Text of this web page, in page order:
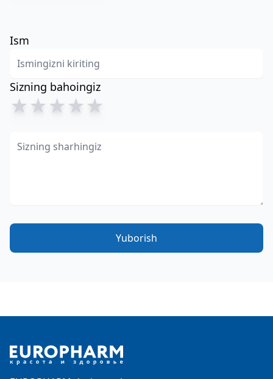
Ism
Sizning bahoingiz
★★★★★
Yuborish